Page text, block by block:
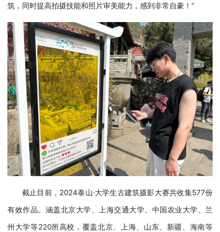
筑，同时提高拍摄技能和照片审美能力，感到非常自豪！”
截止目前，2024泰山·大学生古建筑摄影大赛共收集577份
有效作品。涵盖北京大学、上海交通大学、中国农业大学、兰
州大学等220所高校，覆盖北京、上海、山东、新疆、海南等